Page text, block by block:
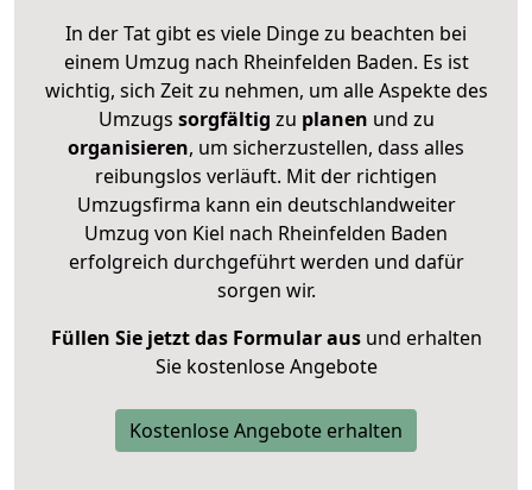
In der Tat gibt es viele Dinge zu beachten bei
einem Umzug nach Rheinfelden Baden. Es ist
wichtig, sich Zeit zu nehmen, um alle Aspekte des
Umzugs sorgfältig zu planen und zu
organisieren, um sicherzustellen, dass alles
reibungslos verläuft. Mit der richtigen
Umzugsfirma kann ein deutschlandweiter
Umzug von Kiel nach Rheinfelden Baden
erfolgreich durchgeführt werden und dafür
sorgen wir.
Füllen Sie jetzt das Formular ausund erhalten
Sie kostenlose Angebote
Kostenlose Angebote erhalten